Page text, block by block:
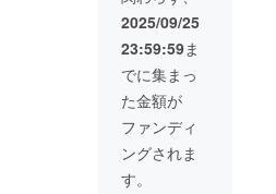
た美容
液は、
やさし
く肌へ
なじま
せて浸
透させ
る。 5.
そのま
「香り
が本当
に好き
で、髪
を洗う
のが楽
しみに
なっ
た」
「パサ
じま
せ、2〜
3分置い
てから
すすぎ
ます。 -
-- 【こ
んな方
におす
すめ】
合で地
肌を
しっと
りと整
えます
・シリ
コンフ
リー＆
パラベ
ンフ
オーガ
植物エ
キスや
保湿成
分を贅
沢に配
合し、
地肌を
皮にや
さしい
植物由
来成分
配合 乾
燥しが
ちな髪
や地肌
にうる
たわり
なが
ら、色
もち・
ツヤ・
なめら
かさを
叶える
サロン
2025/09/25
23:59:59ま
でに集まっ
た金額が
ファンディ
ングされま
す。